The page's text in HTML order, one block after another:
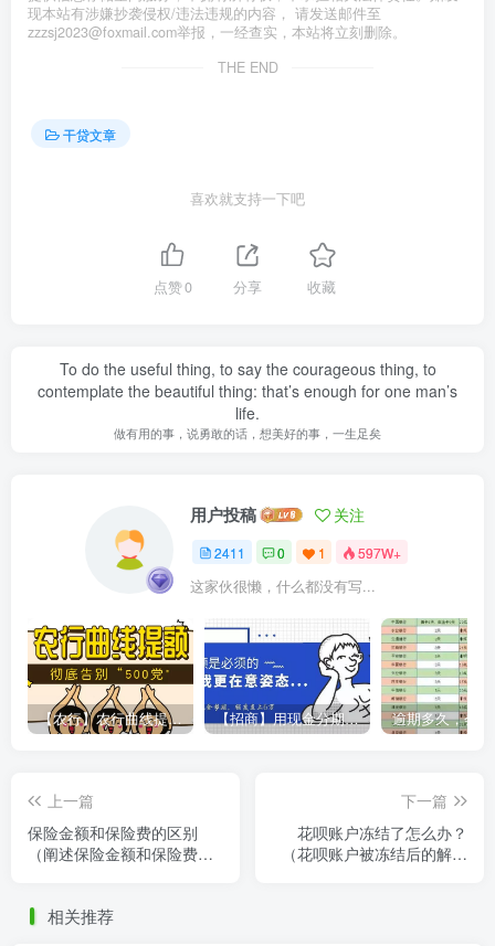
现本站有涉嫌抄袭侵权/违法违规的内容， 请发送邮件至
zzzsj2023@foxmail.com举报，一经查实，本站将立刻删除。
THE END
干贷文章
喜欢就支持一下吧
点赞0 分享 收藏
To do the useful thing, to say the courageous thing, to
contemplate the beautiful thing: that’s enough for one man’s
life.
做有用的事，说勇敢的话，想美好的事，一生足矣
用户投稿 关注
2411 0 1 597W+
这家伙很懒，什么都没有写...
【农行】农行曲线提额，彻底告别“500党” 【招商】用现金分期提额，额度直上6万
上一篇
保险金额和保险费的区别
（阐述保险金额和保险费的
下一篇
花呗账户冻结了怎么办？
（花呗账户被冻结后的解冻
相关推荐